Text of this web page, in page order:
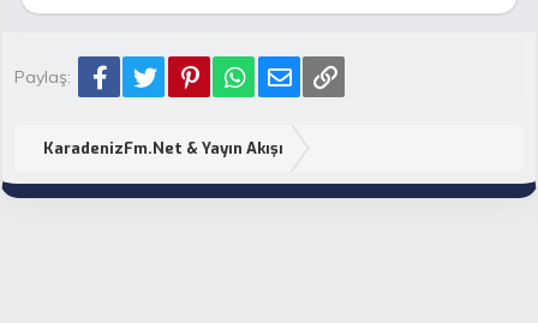
Paylaş: Facebook
Twitter PinterestWhatsApp
E-posta
KaradenizFm.Net & Yayın Akışı